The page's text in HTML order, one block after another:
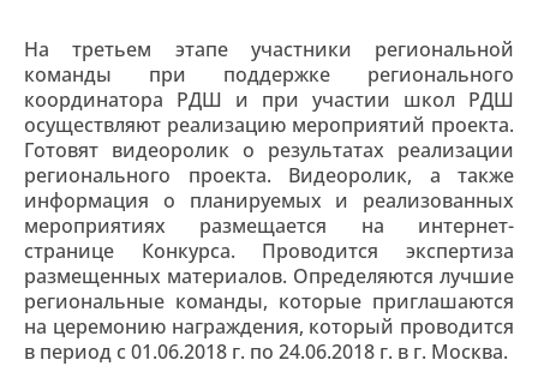
На третьем этапе участники региональной
команды при поддержке регионального
координатора РДШ и при участии школ РДШ
осуществляют реализацию мероприятий проекта.
Готовят видеоролик о результатах реализации
регионального проекта. Видеоролик, а также
информация о планируемых и реализованных
мероприятиях размещается на интернет-
странице Конкурса. Проводится экспертиза
размещенных материалов. Определяются лучшие
региональные команды, которые приглашаются
на церемонию награждения, который проводится
в период с 01.06.2018 г. по 24.06.2018 г. в г. Москва.